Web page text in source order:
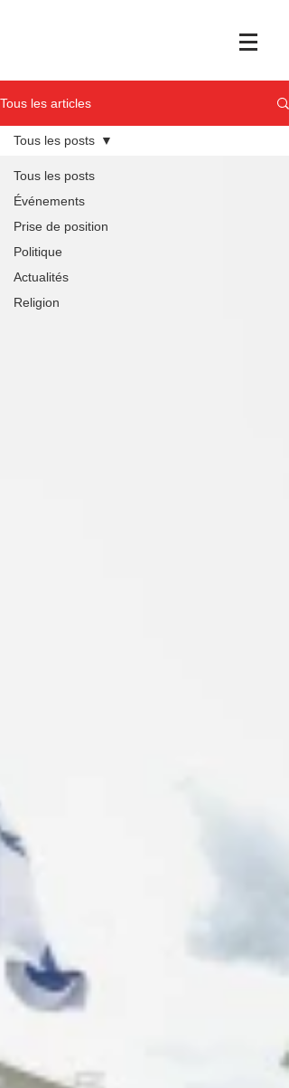
Tous les articles
Tous les posts
Événements
Prise de position
Politique
Actualités
Religion
Tous les posts